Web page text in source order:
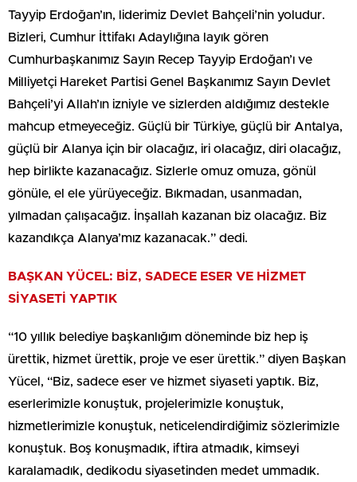
Tayyip Erdoğan’ın, liderimiz Devlet Bahçeli’nin yoludur.
Bizleri, Cumhur İttifakı Adaylığına layık gören
Cumhurbaşkanımız Sayın Recep Tayyip Erdoğan’ı ve
Milliyetçi Hareket Partisi Genel Başkanımız Sayın Devlet
Bahçeli’yi Allah’ın izniyle ve sizlerden aldığımız destekle
mahcup etmeyeceğiz. Güçlü bir Türkiye, güçlü bir Antalya,
güçlü bir Alanya için bir olacağız, iri olacağız, diri olacağız,
hep birlikte kazanacağız. Sizlerle omuz omuza, gönül
gönüle, el ele yürüyeceğiz. Bıkmadan, usanmadan,
yılmadan çalışacağız. İnşallah kazanan biz olacağız. Biz
kazandıkça Alanya’mız kazanacak.” dedi.
BAŞKAN YÜCEL: BİZ, SADECE ESER VE HİZMET
SİYASETİ YAPTIK
“10 yıllık belediye başkanlığım döneminde biz hep iş
ürettik, hizmet ürettik, proje ve eser ürettik.” diyen Başkan
Yücel, “Biz, sadece eser ve hizmet siyaseti yaptık. Biz,
eserlerimizle konuştuk, projelerimizle konuştuk,
hizmetlerimizle konuştuk, neticelendirdiğimiz sözlerimizle
konuştuk. Boş konuşmadık, iftira atmadık, kimseyi
karalamadık, dedikodu siyasetinden medet ummadık.